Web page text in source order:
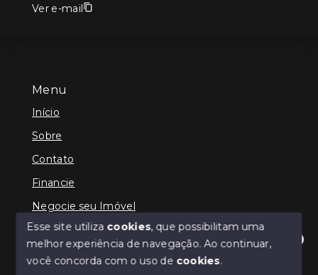
Olá! Estamos disponíveis para te ajudar.
Menu
Início
Sobre
Contato
Financie
Negocie seu Imóvel
© Copyright 2026 - Querubim Imóveis - Todos os
Ver e-mail
Esse site utiliza cookies, que possibilitam uma
melhor experiência de navegação.Ao continuar,
você concorda com o uso de cookies.